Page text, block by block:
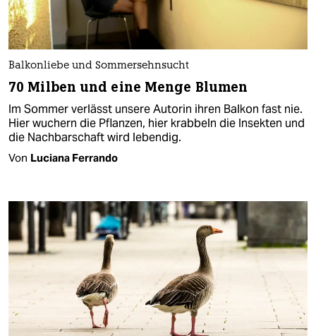
Balkonliebe und Sommersehnsucht
70 Milben und eine Menge Blumen
Im Sommer verlässt unsere Autorin ihren Balkon fast nie.
Hier wuchern die Pflanzen, hier krabbeln die Insekten und
die Nachbarschaft wird lebendig.
Von Luciana Ferrando